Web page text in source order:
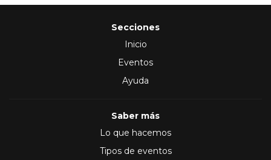
Secciones
Inicio
Eventos
Ayuda
Saber más
Lo que hacemos
Tipos de eventos